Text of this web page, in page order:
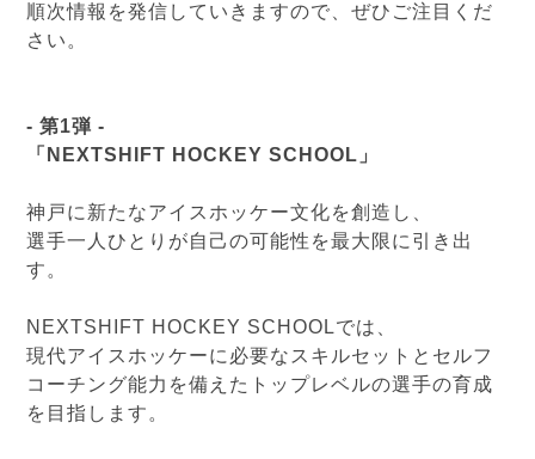
順次情報を発信していきますので、ぜひご注目くだ
さい。
- 第1弾 -
「NEXTSHIFT HOCKEY SCHOOL」
神戸に新たなアイスホッケー文化を創造し、
選手一人ひとりが自己の可能性を最大限に引き出
す。
NEXTSHIFT HOCKEY SCHOOLでは、
現代アイスホッケーに必要なスキルセットとセルフ
コーチング能力を備えたトップレベルの選手の育成
を目指します。